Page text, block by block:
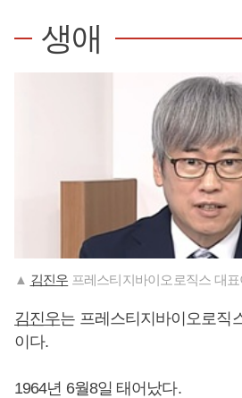
생애
▲ 김진우 프레스티지바이오로직스 대
김진우는 프레스티지바이오로직
이다.
1964년 6월8일 태어났다.